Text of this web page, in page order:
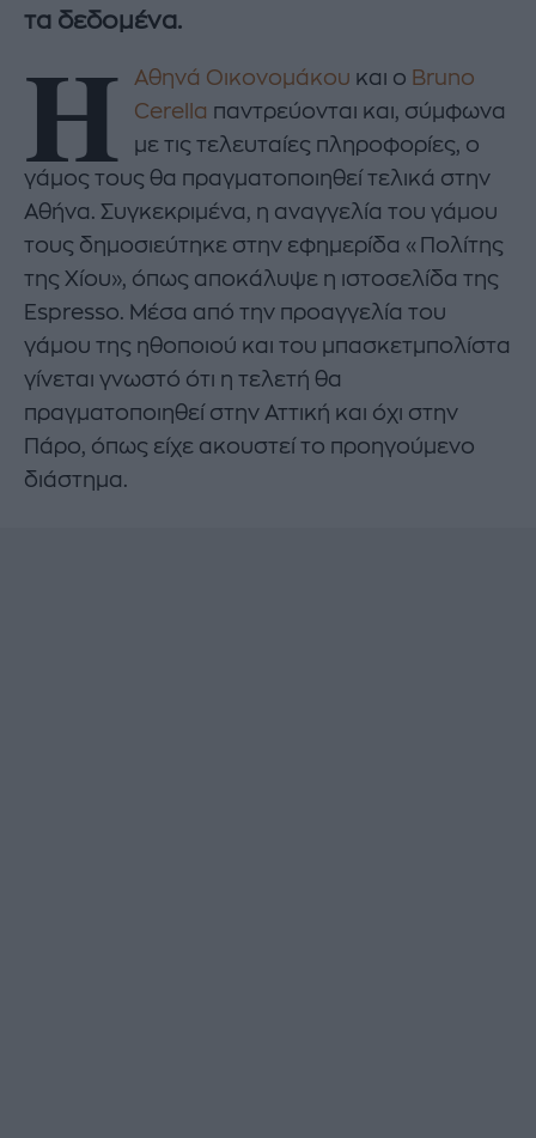
τα δεδομένα.
Η Αθηνά Οικονομάκου και ο Bruno
Cerella παντρεύονται και, σύμφωνα
με τις τελευταίες πληροφορίες, ο
γάμος τους θα πραγματοποιηθεί τελικά στην
Αθήνα. Συγκεκριμένα, η αναγγελία του γάμου
τους δημοσιεύτηκε στην εφημερίδα «Πολίτης
της Χίου», όπως αποκάλυψε η ιστοσελίδα της
Espresso. Μέσα από την προαγγελία του
γάμου της ηθοποιού και του μπασκετμπολίστα
γίνεται γνωστό ότι η τελετή θα
πραγματοποιηθεί στην Αττική και όχι στην
Πάρο, όπως είχε ακουστεί το προηγούμενο
διάστημα.